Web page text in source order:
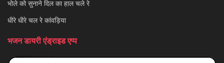
भोले को सुनाने दिल का हाल चले रे
धीरे धीरे चल रे कांवड़िया
भजन डायरी एंड्राइड एप्प